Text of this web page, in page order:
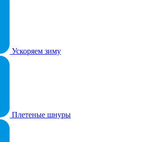
Ускоряем зиму
Плетеные шнуры